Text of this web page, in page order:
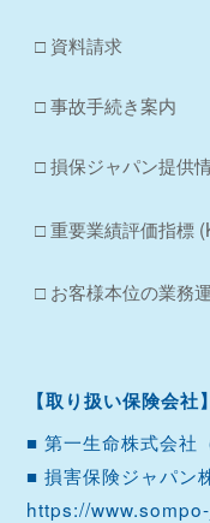
□ 資料請求
□ 事故手続き案内
□ 損保ジャパン提供
□ 重要業績評価指標
□ お客様本位の業務
【取り扱い保険会社】
■ 第一生命株式会社
■ 損害保険ジャパン
https://